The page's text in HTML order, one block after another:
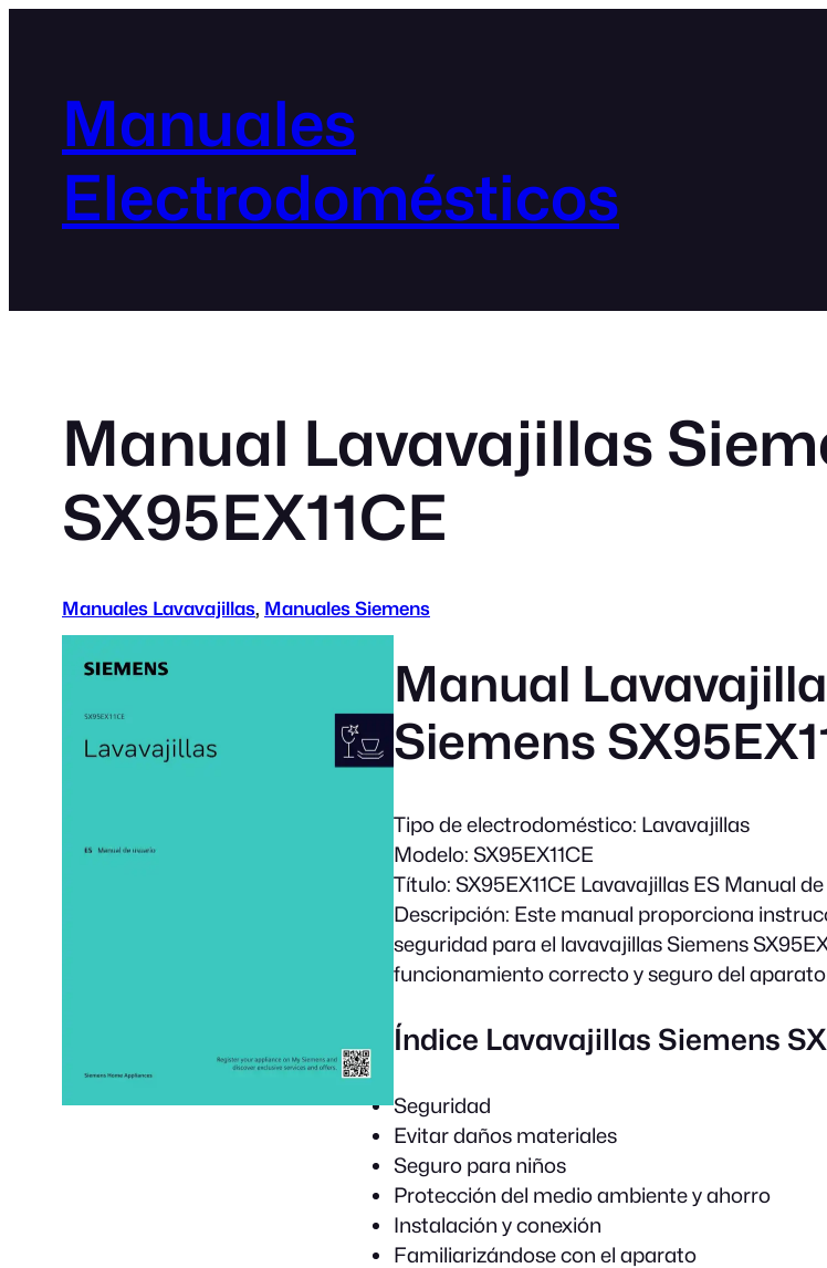
Manuales
Electrodomésticos
Manual Lavavajillas
SX95EX11CE
Manuales Lavavajillas, Manuales Siemens
Manual
Siemens
Tipo de electrodoméstico: Lavavajillas
Modelo: SX95EX11CE
Título: SX95EX11CE Lavavajillas ES Manual
Descripción: Este manual proporciona
seguridad para el lavavajillas Siemens
funcionamiento correcto y seguro del
Índice Lavavajillas Siemens
Seguridad
Evitar daños materiales
Seguro para niños
Protección del medio ambiente y ahorro
Instalación y conexión
Familiarizándose con el aparato